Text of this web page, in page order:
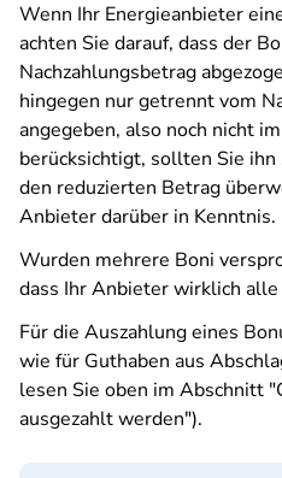
Wenn Ihr Energieanbieter
achten Sie darauf, dass der
Nachzahlungsbetrag
hingegen nur getrennt vom
angegeben, also noch nicht
berücksichtigt, sollten Sie
den reduzierten Betrag
Anbieter darüber in Kenntnis.
Wurden mehrere Boni
dass Ihr Anbieter wirklich
Für die Auszahlung eines
wie für Guthaben aus
lesen Sie oben im Abschnitt
ausgezahlt werden").